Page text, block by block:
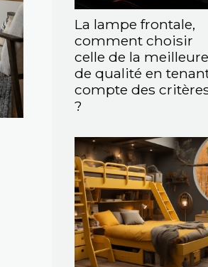
La lampe frontale,
comment choisir
celle de la meilleure
de qualité en
compte des
?